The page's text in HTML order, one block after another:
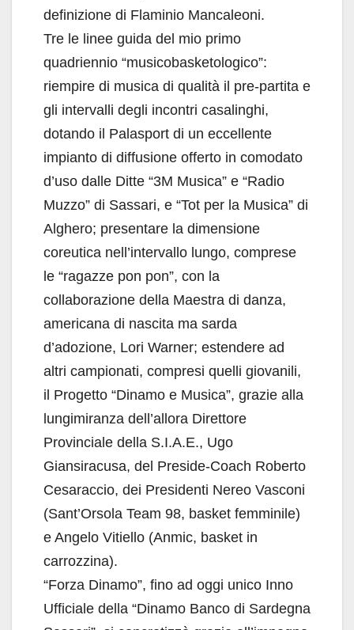
definizione di Flaminio Mancaleoni.
Tre le linee guida del mio primo
quadriennio “musicobasketologico”:
riempire di musica di qualità il pre-partita e
gli intervalli degli incontri casalinghi,
dotando il Palasport di un eccellente
impianto di diffusione offerto in comodato
d’uso dalle Ditte “3M Musica” e “Radio
Muzzo” di Sassari, e “Tot per la Musica” di
Alghero; presentare la dimensione
coreutica nell’intervallo lungo, comprese
le “ragazze pon pon”, con la
collaborazione della Maestra di danza,
americana di nascita ma sarda
d’adozione, Lori Warner; estendere ad
altri campionati, compresi quelli giovanili,
il Progetto “Dinamo e Musica”, grazie alla
lungimiranza dell’allora Direttore
Provinciale della S.I.A.E., Ugo
Giansiracusa, del Preside-Coach Roberto
Cesaraccio, dei Presidenti Nereo Vasconi
(Sant’Orsola Team 98, basket femminile)
e Angelo Vitiello (Anmic, basket in
carrozzina).
“Forza Dinamo”, fino ad oggi unico Inno
Ufficiale della “Dinamo Banco di Sardegna